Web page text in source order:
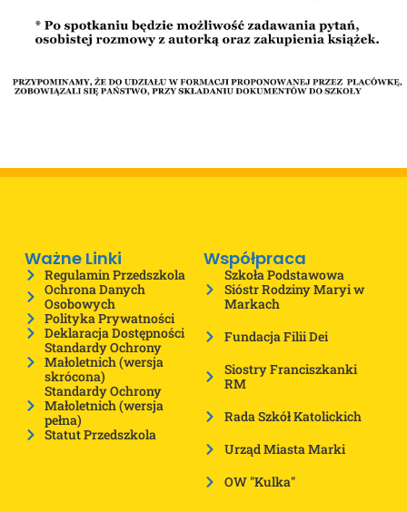
Ważne Linki
Regulamin Przedszkola
Ochrona Danych
Osobowych
Polityka Prywatności
Deklaracja Dostępności
Standardy Ochrony
Małoletnich (wersja
skrócona)
Standardy Ochrony
Małoletnich (wersja
pełna)
Statut Przedszkola
Współpraca
Szkoła Podstawowa
Sióstr Rodziny Maryi w
Markach
Fundacja Filii Dei
Siostry Franciszkanki
RM
Rada Szkół Katolickich
Urząd Miasta Marki
OW "Kulka"